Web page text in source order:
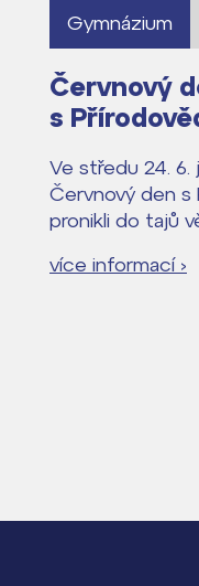
Gymnázium
Červnový
s
Ve středu 24. 6.
Červnový den s
pronikli do tajů
více informací ›